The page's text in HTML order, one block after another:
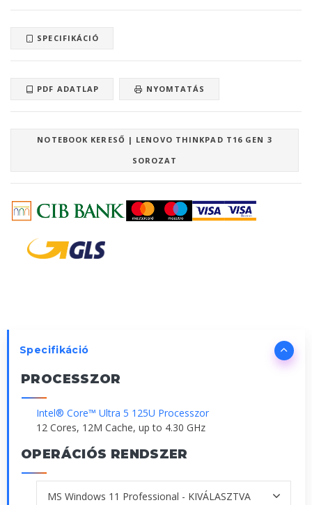
SPECIFIKÁCIÓ
PDF ADATLAP NYOMTATÁS
NOTEBOOK KERESŐ | LENOVO THINKPAD T16 GEN 3
SOROZAT
Specifikáció
PROCESSZOR
Intel® Core™ Ultra 5 125U Processzor
12 Cores, 12M Cache, up to 4.30 GHz
OPERÁCIÓS RENDSZER